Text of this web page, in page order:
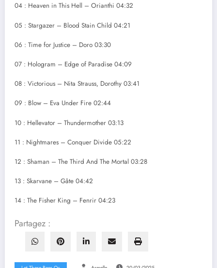
04 : Heaven in This Hell – Orianthi 04:32
05 : Stargazer – Blood Stain Child 04:21
06 : Time for Justice – Doro 03:30
07 : Hologram – Edge of Paradise 04:09
08 : Victorious – Nita Strauss, Dorothy 03:41
09 : Blow – Eva Under Fire 02:44
10 : Hellevator – Thundermother 03:13
11 : Nightmares – Conquer Divide 05:22
12 : Shaman – The Third And The Mortal 03:28
13 : Skarvane – Gåte 04:42
14 : The Fisher King – Fenrir 04:23
Partagez :